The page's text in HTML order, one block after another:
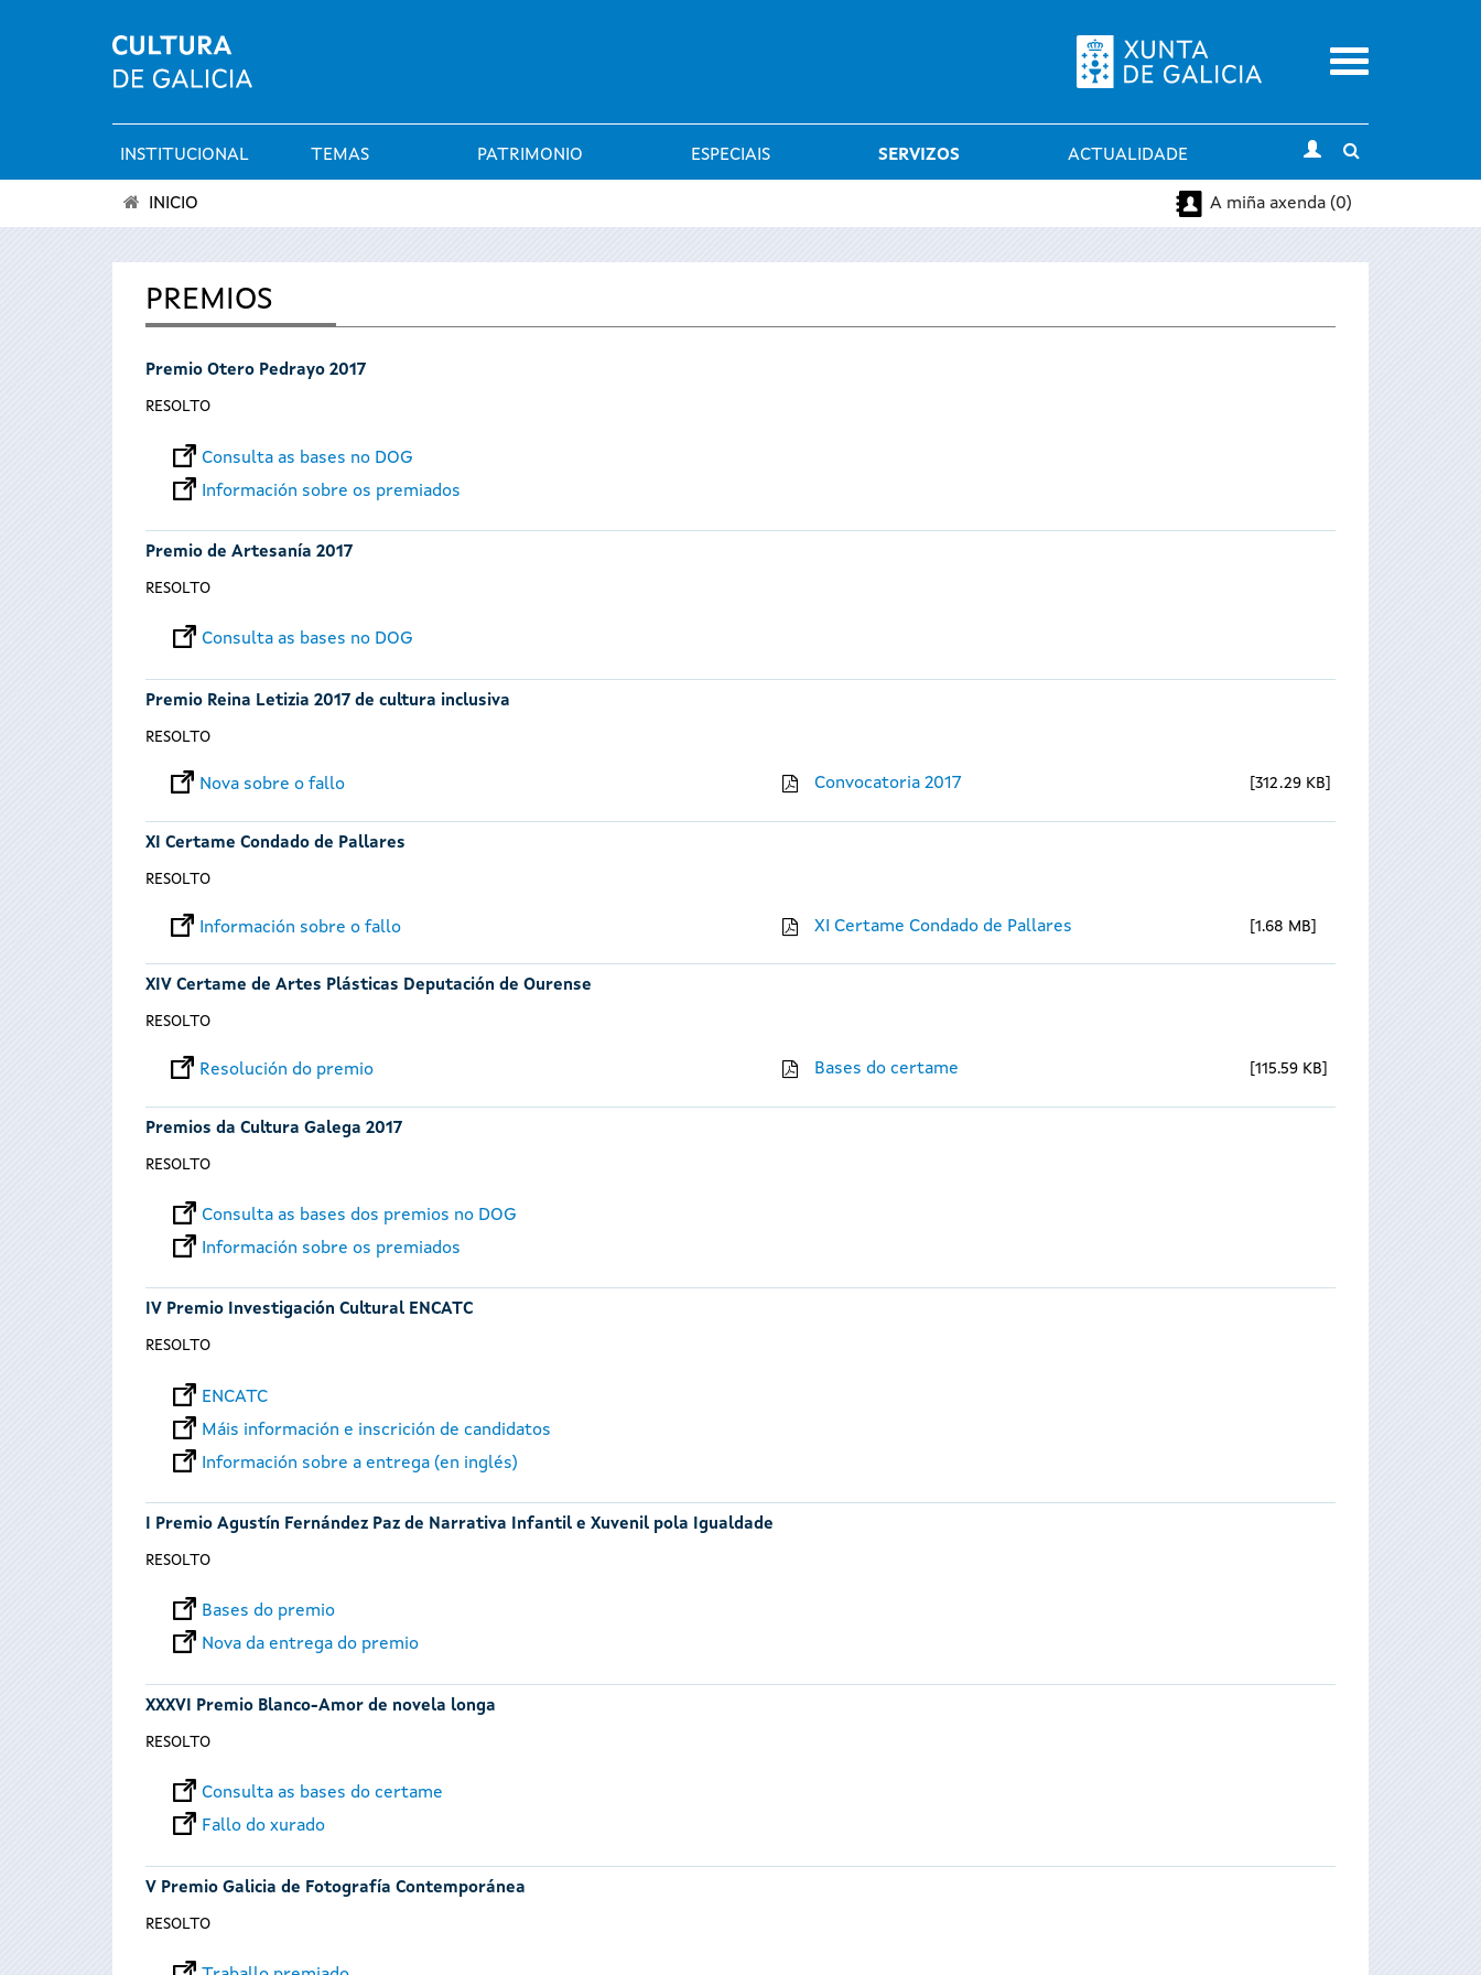
Menu
Menú
principal
INSTITUCIONAL TEMAS PATRIMONIO ESPECIAIS SERVIZOS ACTUALIDADE
search
está
INICIO A miña axenda (0)
PREMIOS
Premio Otero Pedrayo 2017
RESOLTO
Consulta as bases no DOG
Información sobre os premiados
Premio de Artesanía 2017
RESOLTO
Consulta as bases no DOG
Premio Reina Letizia 2017 de cultura inclusiva
RESOLTO
Nova sobre o fallo Convocatoria 2017 312.29 KB
XI Certame Condado de Pallares
RESOLTO
Información sobre o fallo XI Certame Condado de Pallares 1.68 MB
XIV Certame de Artes Plásticas Deputación de Ourense
RESOLTO
Resolución do premio Bases do certame 115.59 KB
Premios da Cultura Galega 2017
RESOLTO
Consulta as bases dos premios no DOG
Información sobre os premiados
IV Premio Investigación Cultural ENCATC
RESOLTO
ENCATC
Máis información e inscrición de candidatos
Información sobre a entrega (en inglés)
I Premio Agustín Fernández Paz de Narrativa Infantil e Xuvenil pola Igualdade
RESOLTO
Bases do premio
Nova da entrega do premio
XXXVI Premio Blanco-Amor de novela longa
RESOLTO
Consulta as bases do certame
Fallo do xurado
V Premio Galicia de Fotografía Contemporánea
RESOLTO